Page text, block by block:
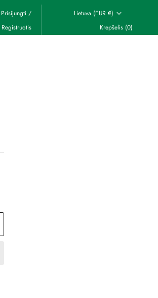
Prisijungti /
Registruotis
Lietuva (EUR €)
Krepšelis (0)